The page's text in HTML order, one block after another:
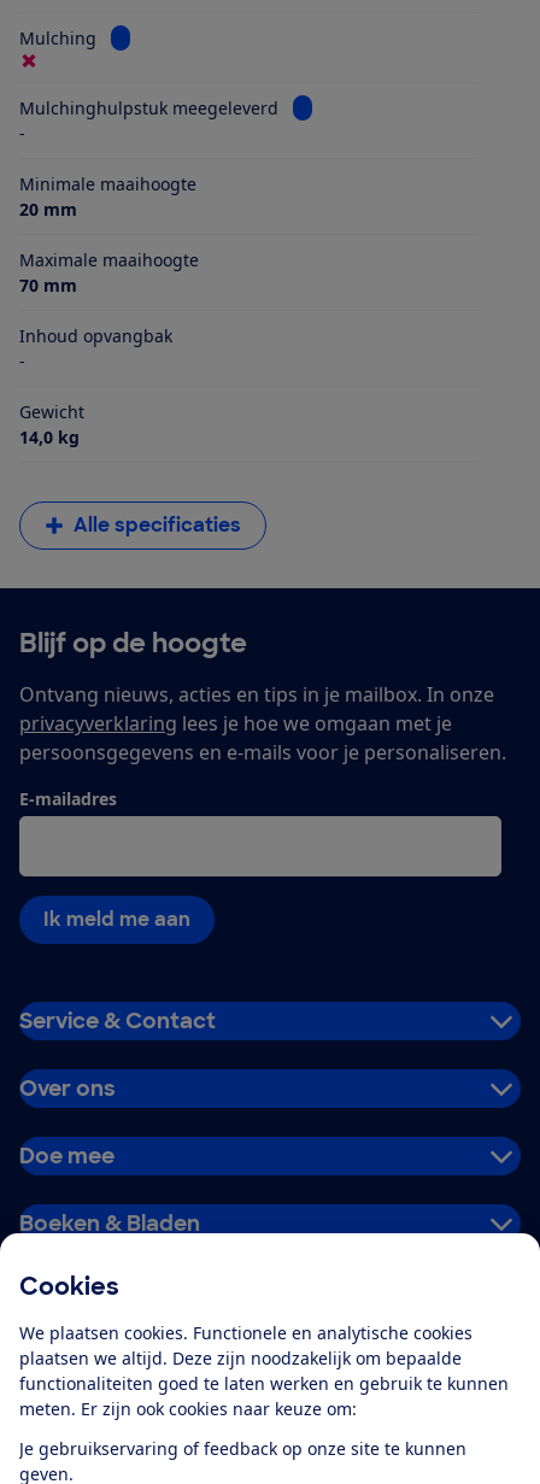
Cookies
We plaatsen cookies. Functionele en analytische cookies
plaatsen we altijd. Deze zijn noodzakelijk om bepaalde
functionaliteiten goed te laten werken en gebruik te kunnen
meten. Er zijn ook cookies naar keuze om:
Je gebruikservaring of feedback op onze site te kunnen
geven.
Mulching Bekijk informatie voor Mulching
Mulchinghulpstuk meegeleverd
Bekijk informatie voor
-
Minimale maaihoogte
20 mm
Maximale maaihoogte
70 mm
Inhoud opvangbak
-
Gewicht
14,0 kg
Alle specificaties
Blijf op de hoogte
Ontvang nieuws, acties en tips in je mailbox. In onze
privacyverklaring lees je hoe we omgaan met je
persoonsgegevens en e-mails voor je personaliseren.
E-mailadres
Ik meld me aan
Service & Contact
Over ons
Doe mee
Boeken & Bladen
Alles over de
app